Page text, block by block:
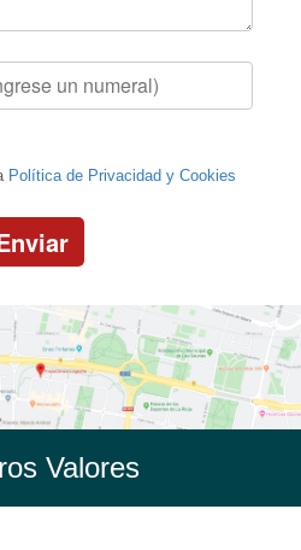
Política de Privacidad y Cookies
Valores